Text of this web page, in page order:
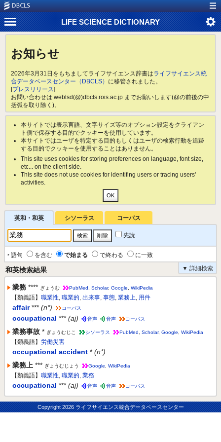
LIFE SCIENCE DICTIONARY
お知らせ
2026年3月31日をもちましてライフサイエンス辞書はライフサイエンス統
合データベースセンター（DBCLS） に移管されました。
[プレスリリース]
お問い合わせは weblsd(@)dbcls.rois.ac.jp までお願いします(@の前後の中
括弧を取り除く)。
本サイトでは表示言語、文字サイズ等のオプション設定をクライアン
ト側で保存する目的でクッキーを使用しています。
本サイトではユーザを特定する目的もしくはユーザの検索行動を追跡
する目的でクッキーを使用することはありません。
This site uses cookies for storing preferences on language, font size,
etc... on the client side.
This site does not use cookies for identifing users or tracing users'
activities.
英和・和英 シソーラス コーパス
先読
‣ 語句 を含む で始まる で終わる
に一致
▼ 詳細検索
和英検索結果
業務 **** ぎょうむ PubMed Scholar, Google WikiPedia
【類義語】 職業性, 職業的, 出来事, 事態, 業務上, 用件
affair *** (n*) コーパス
occupational *** (aj) 音声 音声 コーパス
業務事故 * ぎょうむじこ シソーラス PubMed Scholar, Google WikiPedia
【類義語】 労働災害
occupational accident * (n*)
業務上 *** ぎょうむじょう Google WikiPedia
【類義語】 職業性, 職業的, 業務
occupational *** (aj) 音声 音声 コーパス
Copyright2026 ライフサイエンス統合データベースセンター